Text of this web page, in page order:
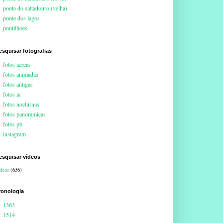
ponte do saltadouro (velha)
ponte dos lagos
pontilhoes
fotografias
fotos aereas
fotos animadas
fotos antigas
fotos ia
fotos nocturnas
fotos panoramicas
fotos pb
instagram
vídeos
(636)
1363
1514